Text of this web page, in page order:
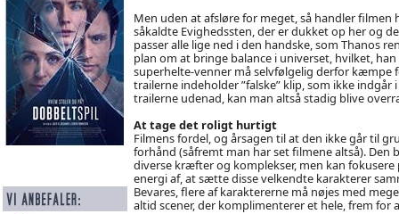
Men uden at afsløre for meget, så handler
såkaldte Evighedssten, der er dukket op her og
passer alle lige ned i den handske, som Thanos
plan om at bringe balance i universet, hvilket,
superhelte-venner må selvfølgelig derfor kæmpe
trailerne indeholder ”falske” klip, som ikke
trailerne udenad, kan man altså stadig blive
At tage det roligt hurtigt
Filmens fordel, og årsagen til at den ikke går til
forhånd (såfremt man har set filmene altså).
diverse kræfter og komplekser, men kan fokusere
energi af, at sætte disse velkendte karakterer
Bevares, flere af karaktererne må nøjes med
altid scener, der komplimenterer et hele, frem for